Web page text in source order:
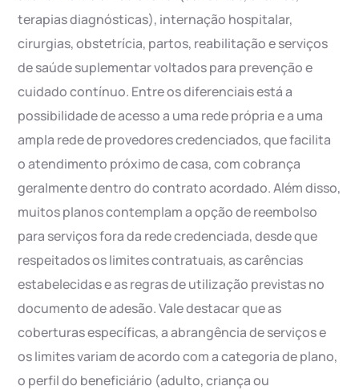
terapias diagnósticas), internação hospitalar,
cirurgias, obstetrícia, partos, reabilitação e serviços
de saúde suplementar voltados para prevenção e
cuidado contínuo. Entre os diferenciais está a
possibilidade de acesso a uma rede própria e a uma
ampla rede de provedores credenciados, que facilita
o atendimento próximo de casa, com cobrança
geralmente dentro do contrato acordado. Além disso,
muitos planos contemplam a opção de reembolso
para serviços fora da rede credenciada, desde que
respeitados os limites contratuais, as carências
estabelecidas e as regras de utilização previstas no
documento de adesão. Vale destacar que as
coberturas específicas, a abrangência de serviços e
os limites variam de acordo com a categoria de plano,
o perfil do beneficiário (adulto, criança ou